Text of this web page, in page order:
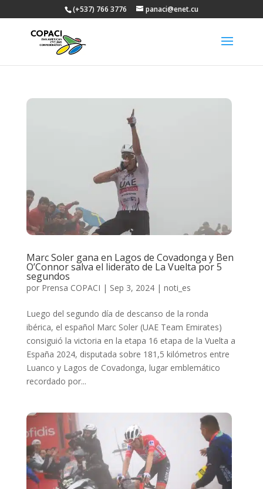
(+537) 766 3776 panaci@enet.cu
Marc Soler gana en Lagos de Covadonga y Ben
O’Connor salva el liderato de La Vuelta por 5
segundos
por Prensa COPACI | Sep 3, 2024| noti_es
Luego del segundo día de descanso de la ronda
ibérica, el español Marc Soler (UAE Team Emirates)
consiguió la victoria en la etapa 16 etapa de la Vuelta a
España 2024, disputada sobre 181,5 kilómetros entre
Luanco y Lagos de Covadonga, lugar emblemático
recordado por...